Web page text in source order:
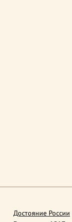
Достояние России